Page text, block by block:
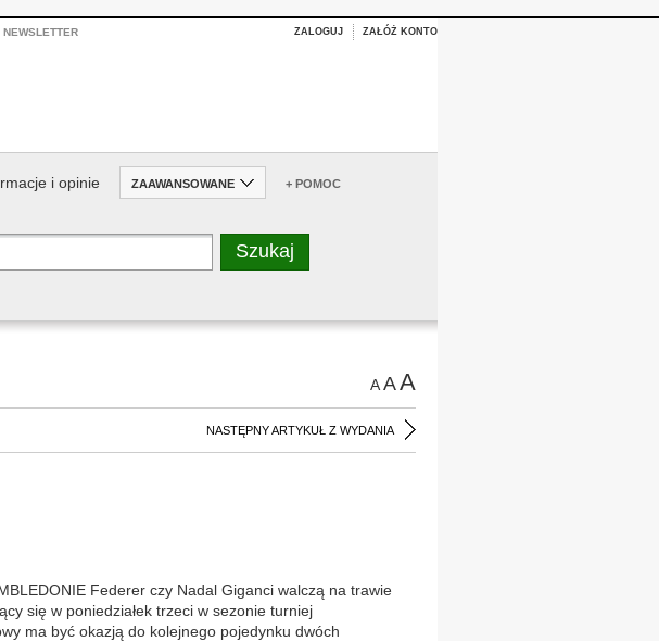
NEWSLETTER ZALOGUJ ZAŁÓŻ KONTO
i opinie ZAAWANSOWANE + POMOC
AAA
NASTĘPNY ARTYKUŁ Z WYDANIA
Federer czy Nadal Giganci walczą na trawie
się w poniedziałek trzeci w sezonie turniej
ma być okazją do kolejnego pojedynku dwóch